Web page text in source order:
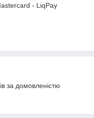
- LiqPay
за домовленістю